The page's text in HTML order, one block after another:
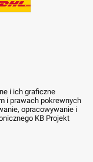
i ich graficzne
i prawach pokrewnych
opracowywanie i
KB Projekt